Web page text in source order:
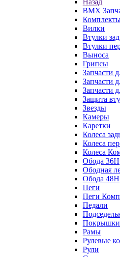
Назад
BMX
Вилки
Втулки
Втулки
Выноса
Грипсы
Запчасти
Запчасти
Запчасти
Защита
Звезды
Камеры
Каретки
Колеса
Колеса
Колеса
Обода 36H
Ободная
Обода 48H
Пеги
Пеги
Педали
Покрышки
Рамы
Рулевые
Рули